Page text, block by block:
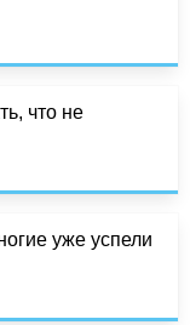
что не
уже успели